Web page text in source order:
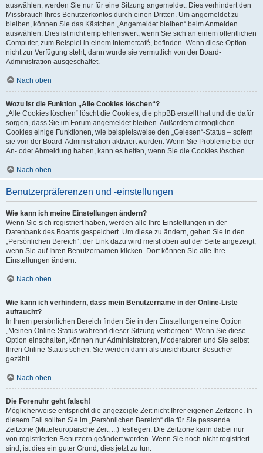
auswählen, werden Sie nur für eine Sitzung angemeldet. Dies verhindert den
Missbrauch Ihres Benutzerkontos durch einen Dritten. Um angemeldet zu
bleiben, können Sie das Kästchen „Angemeldet bleiben“ beim Anmelden
auswählen. Dies ist nicht empfehlenswert, wenn Sie sich an einem öffentlichen
Computer, zum Beispiel in einem Internetcafé, befinden. Wenn diese Option
nicht zur Verfügung steht, dann wurde sie vermutlich von der Board-
Administration ausgeschaltet.
Nach oben
Wozu ist die Funktion „Alle Cookies löschen“?
„Alle Cookies löschen“ löscht die Cookies, die phpBB erstellt hat und die dafür
sorgen, dass Sie im Forum angemeldet bleiben. Außerdem ermöglichen
Cookies einige Funktionen, wie beispielsweise den „Gelesen“-Status – sofern
sie von der Board-Administration aktiviert wurden. Wenn Sie Probleme bei der
An- oder Abmeldung haben, kann es helfen, wenn Sie die Cookies löschen.
Nach oben
Benutzerpräferenzen und -einstellungen
Wie kann ich meine Einstellungen ändern?
Wenn Sie sich registriert haben, werden alle Ihre Einstellungen in der
Datenbank des Boards gespeichert. Um diese zu ändern, gehen Sie in den
„Persönlichen Bereich“; der Link dazu wird meist oben auf der Seite angezeigt,
wenn Sie auf Ihren Benutzernamen klicken. Dort können Sie alle Ihre
Einstellungen ändern.
Nach oben
Wie kann ich verhindern, dass mein Benutzername in der Online-Liste
auftaucht?
In Ihrem persönlichen Bereich finden Sie in den Einstellungen eine Option
„Meinen Online-Status während dieser Sitzung verbergen“. Wenn Sie diese
Option einschalten, können nur Administratoren, Moderatoren und Sie selbst
Ihren Online-Status sehen. Sie werden dann als unsichtbarer Besucher
gezählt.
Nach oben
Die Forenuhr geht falsch!
Möglicherweise entspricht die angezeigte Zeit nicht Ihrer eigenen Zeitzone. In
diesem Fall sollten Sie im „Persönlichen Bereich“ die für Sie passende
Zeitzone (Mitteleuropäische Zeit, ...) festlegen. Die Zeitzone kann dabei nur
von registrierten Benutzern geändert werden. Wenn Sie noch nicht registriert
sind, ist dies ein guter Grund, dies jetzt zu tun.